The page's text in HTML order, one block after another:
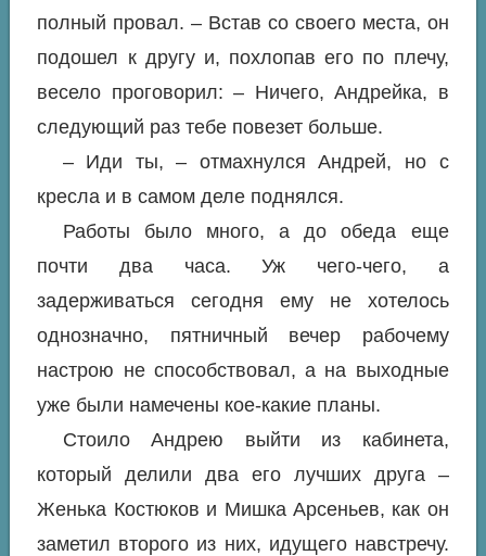
полный провал. – Встав со своего места, он
подошел к другу и, похлопав его по плечу,
весело проговорил: – Ничего, Андрейка, в
следующий раз тебе повезет больше.
– Иди ты, – отмахнулся Андрей, но с
кресла и в самом деле поднялся.
Работы было много, а до обеда еще
почти два часа. Уж чего-чего, а
задерживаться сегодня ему не хотелось
однозначно, пятничный вечер рабочему
настрою не способствовал, а на выходные
уже были намечены кое-какие планы.
Стоило Андрею выйти из кабинета,
который делили два его лучших друга –
Женька Костюков и Мишка Арсеньев, как он
заметил второго из них, идущего навстречу.